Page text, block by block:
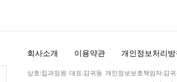
회사소개 이용약관 개인정보처리방
상호:집과정원 대표:김귀동 개인정보보호책임자:김귀